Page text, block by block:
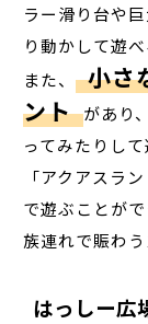
ラー滑り台や
り動かして遊
また、 小さ
ント があり
ってみたりして
「アクアスラ
で遊ぶことが
族連れで賑わう
はっしー広